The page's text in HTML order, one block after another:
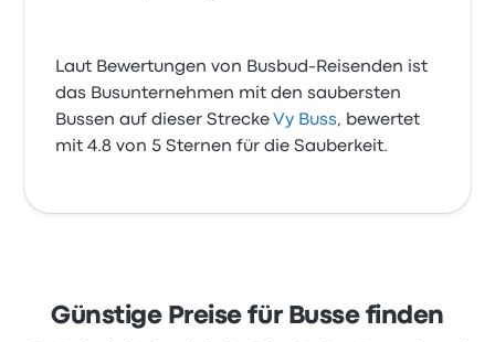
Laut Bewertungen von Busbud-Reisenden ist
das Busunternehmen mit den saubersten
Bussen auf dieser StreckeVy Buss, bewertet
mit 4.8 von 5 Sternen für die Sauberkeit.
Günstige Preise für Busse finden